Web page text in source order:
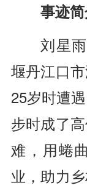
事迹
刘星
堰丹江口
25岁时遭
步时成了
难，用蜷
业，助力